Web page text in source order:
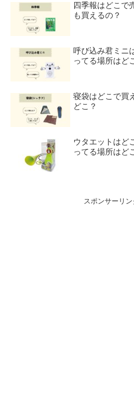
四季報はどこで
も買えるの？
呼び込み君ミニ
ってる場所はど
寝袋はどこで買
どこ？
ウタエットはど
ってる場所はど
スポンサーリン